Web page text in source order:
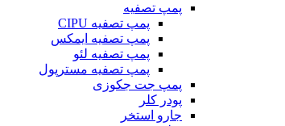
پمپ تصفیه
پمپ تصفیه CIPU
پمپ تصفیه ایمکس
پمپ تصفیه لئو
پمپ تصفیه مسترپول
پمپ جت جکوزی
پودر کلر
جارو استخر